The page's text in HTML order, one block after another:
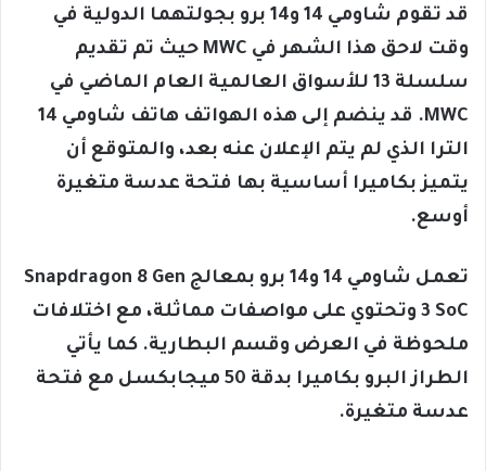
قد تقوم شاومي 14 و14 برو بجولتهما الدولية في
وقت لاحق هذا الشهر في MWC حيث تم تقديم
سلسلة 13 للأسواق العالمية العام الماضي في
MWC. قد ينضم إلى هذه الهواتف هاتف شاومي 14
الترا الذي لم يتم الإعلان عنه بعد، والمتوقع أن
يتميز بكاميرا أساسية بها فتحة عدسة متغيرة
أوسع.
تعمل شاومي 14 و14 برو بمعالج Snapdragon 8 Gen
3 SoC وتحتوي على مواصفات مماثلة، مع اختلافات
ملحوظة في العرض وقسم البطارية. كما يأتي
الطراز البرو بكاميرا بدقة 50 ميجابكسل مع فتحة
عدسة متغيرة.